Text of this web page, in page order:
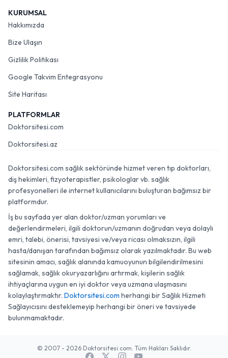
KURUMSAL
Hakkımızda
Bize Ulaşın
Gizlilik Politikası
Google Takvim Entegrasyonu
Site Haritası
PLATFORMLAR
Doktorsitesi.com
Doktorsitesi.az
Doktorsitesi.com sağlık sektöründe hizmet veren tıp doktorları,
diş hekimleri, fizyoterapistler, psikologlar vb. sağlık
profesyonelleri ile internet kullanıcılarını buluşturan bağımsız bir
platformdur.
İş bu sayfada yer alan doktor/uzman yorumları ve
değerlendirmeleri, ilgili doktorun/uzmanın doğrudan veya dolaylı
emri, talebi, önerisi, tavsiyesi ve/veya ricası olmaksızın, ilgili
hasta/danışan tarafından bağımsız olarak yazılmaktadır. Bu web
sitesinin amacı, sağlık alanında kamuoyunun bilgilendirilmesini
sağlamak, sağlık okuryazarlığını artırmak, kişilerin sağlık
ihtiyaçlarına uygun en iyi doktor veya uzmana ulaşmasını
kolaylaştırmaktır. Doktorsitesi.com herhangi bir Sağlık Hizmeti
Sağlayıcısını desteklemeyip herhangi bir öneri ve tavsiyede
bulunmamaktadır.
© 2007 - 2026 Doktorsitesi.com. Tüm Hakları Saklıdır.